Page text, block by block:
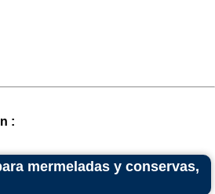
:
mermeladas y conservas,